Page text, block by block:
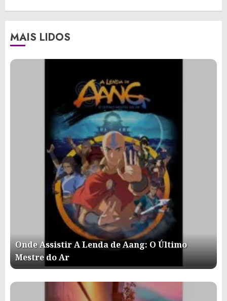
MAIS LIDOS
Onde Assistir A Lenda de Aang: O Último
Mestre do Ar